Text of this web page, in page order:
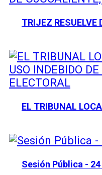
TRIJEZ RESUELVE
EL TRIBUNAL
Sesión Pública -